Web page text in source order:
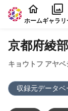
本文に飛ぶ
ホームギャラリ
京都府綾
キョウトフ アヤベ
収録元データベ